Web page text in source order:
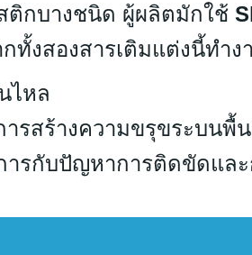
ติกบางชนิด ผู้ผลิตมักใช้
กทั้งสองสารเติมแต่งนี้ทำ
ไหล
รสร้างความขรุขระบนพื้
รกับปัญหาการติดขัดแ